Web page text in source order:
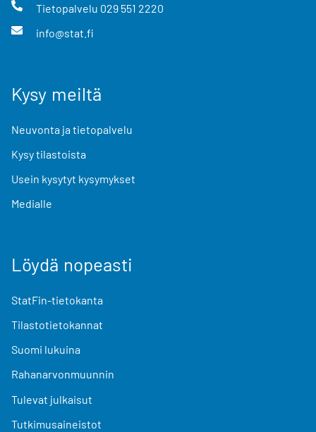
Tietopalvelu 029 551 2220
info@stat.fi
Kysy meiltä
Neuvonta ja tietopalvelu
Kysy tilastoista
Usein kysytyt kysymykset
Medialle
Löydä nopeasti
StatFin-tietokanta
Tilastotietokannat
Suomi lukuina
Rahanarvonmuunnin
Tulevat julkaisut
Tutkimusaineistot